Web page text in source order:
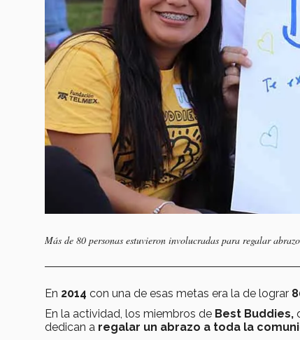
Más de 80 personas estuvieron involucradas para regalar abrazo
En 2014 con una de esas metas era la de lograr
En la actividad, los miembros de Best Buddies,
dedican a regalar un abrazo a toda la